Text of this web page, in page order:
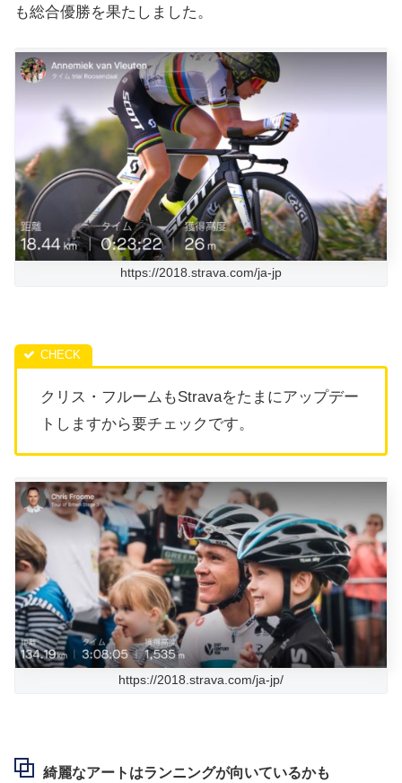
も総合優勝を果たしました。
https://2018.strava.com/ja-jp
クリス・フルームもStravaをたまにアップデー
トしますから要チェックです。
https://2018.strava.com/ja-jp/
綺麗なアートはランニングが向いているかも